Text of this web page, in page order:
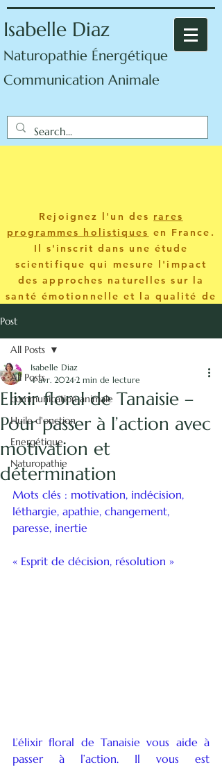
Isabelle Diaz
Naturopathie Énergétique
Communication Animale
Rejoignez l'un des rares
programmes holistiques en France.
Il s'inscrit dans une étude
scientifique qui mesure l'impact
des approches naturelles sur la
santé émotionnelle et la qualité de
Isabelle Diaz -
énergétique
Communication Animale
Post
All Posts
communication animale
Huile d'onction
Energétique
Naturopathie
All Posts
Elixir floral de Tanaisie –
Pour passer à l’action avec
motivation et
détermination
Isabelle Diaz
4 avr. 20242 min de lecture
Mots clés : motivation, indécision,
léthargie, apathie, changement,
paresse, inertie
« Esprit de décision, résolution »
L’élixir floral de Tanaisie vous aide à
passer à l’action. Il vous est